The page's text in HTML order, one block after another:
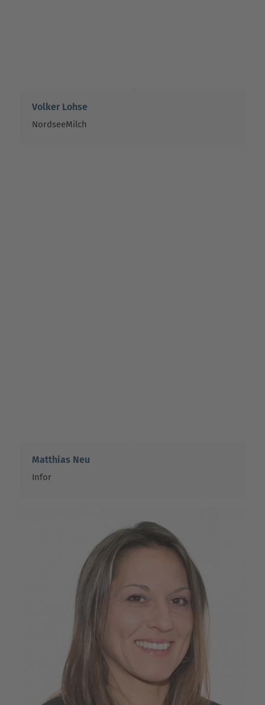
Volker Lohse
NordseeMilch
Matthias Neu
Infor